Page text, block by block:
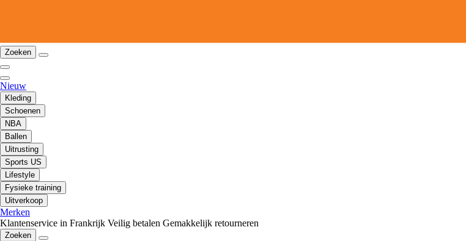
Zoeken
Nieuw
Kleding
Schoenen
NBA
Ballen
Uitrusting
Sports US
Lifestyle
Fysieke training
Uitverkoop
Merken
Klantenservice in Frankrijk Veilig betalen Gemakkelijk retourneren
Zoeken